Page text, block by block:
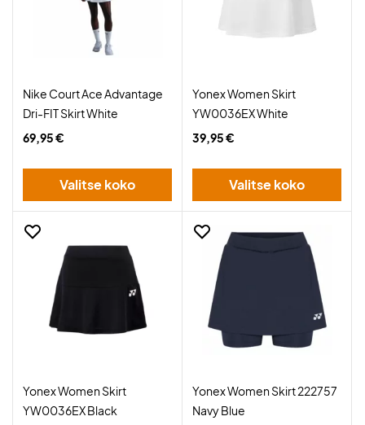
Nike Court Ace Advantage
Dri-FIT Skirt White
69,95 €
Valitse koko
Yonex Women Skirt
YW0036EX White
39,95 €
Valitse koko
Yonex Women Skirt
YW0036EX Black
Yonex Women Skirt 222757
Navy Blue